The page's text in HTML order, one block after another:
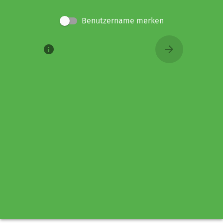
Benutzername merken
info arrow_forward